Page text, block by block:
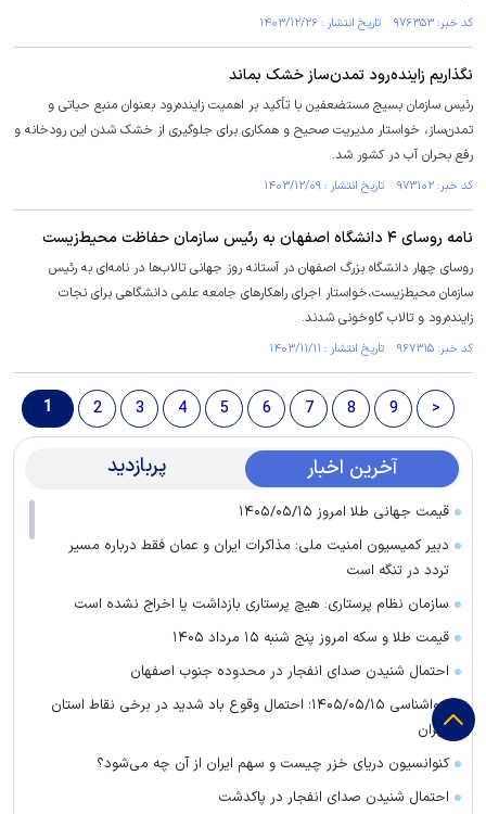
کد خبر: ۹۷۶۳۵۳ تاریخ انتشار : ۱۴۰۳/۱۲/۲۶
نگذاریم زاینده‌رود تمدن‌ساز خشک بماند
رئیس سازمان بسیج مستضعفین با تأکید بر اهمیت زاینده‌رود بعنوان منبع حیاتی و
تمدن‌ساز، خواستار مدیریت صحیح و همکاری برای جلوگیری از خشک شدن این رودخانه و
رفع بحران آب در کشور شد.
کد خبر: ۹۷۳۱۰۲ تاریخ انتشار : ۱۴۰۳/۱۲/۰۹
نامه روسای ۴ دانشگاه اصفهان به رئیس سازمان حفاظت محیط‌زیست
روسای چهار دانشگاه بزرگ اصفهان در آستانه روز جهانی تالاب‌ها در نامه‌ای به رئیس
سازمان محیط‌زیست،خواستار اجرای راهکارهای جامعه علمی دانشگاهی برای نجات
زاینده‌رود و تالاب گاوخونی شدند.
کد خبر: ۹۶۷۳۱۵ تاریخ انتشار : ۱۴۰۳/۱۱/۱۱
1 2 3 4 5 6 7 8 9 >
آخرین اخبار پربازدید
قیمت جهانی طلا امروز ۱۴۰۵/۰۵/۱۵
دبیر کمیسیون امنیت ملی: مذاکرات ایران و عمان فقط درباره مسیر
تردد در تنگه است
سازمان نظام پرستاری: هیچ پرستاری بازداشت یا اخراج نشده است
قیمت طلا و سکه امروز پنج شنبه ۱۵ مرداد ۱۴۰۵
احتمال شنیدن صدای انفجار در محدوده جنوب اصفهان
هواشناسی ۱۴۰۵/۰۵/۱۵؛ احتمال وقوع باد شدید در برخی نقاط استان
تهران
کنوانسیون دریای خزر چیست و سهم ایران از آن چه می‌شود؟
احتمال شنیدن صدای انفجار در پاکدشت